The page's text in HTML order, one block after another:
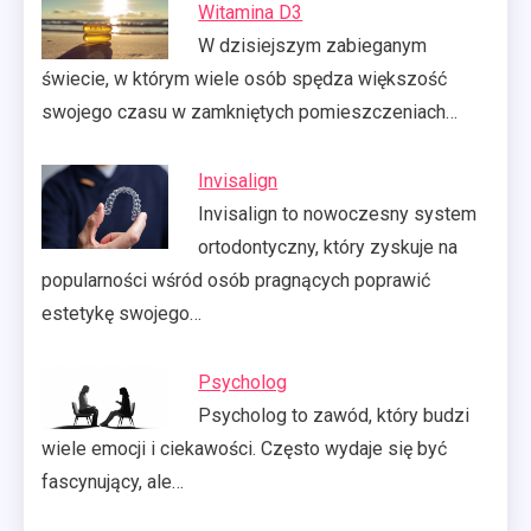
Witamina D3
W dzisiejszym zabieganym
świecie, w którym wiele osób spędza większość
swojego czasu w zamkniętych pomieszczeniach…
Invisalign
Invisalign to nowoczesny system
ortodontyczny, który zyskuje na
popularności wśród osób pragnących poprawić
estetykę swojego…
Psycholog
Psycholog to zawód, który budzi
wiele emocji i ciekawości. Często wydaje się być
fascynujący, ale…